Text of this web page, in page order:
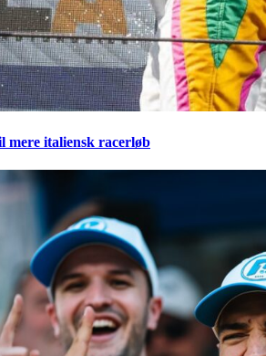
italiensk racerløb